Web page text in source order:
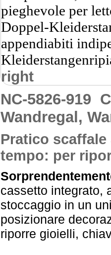
right
NC-5826-919
Wandregal,
Pratico
tempo: per
cassetto integrato,
stoccaggio in un
posizionare
riporre gioielli,